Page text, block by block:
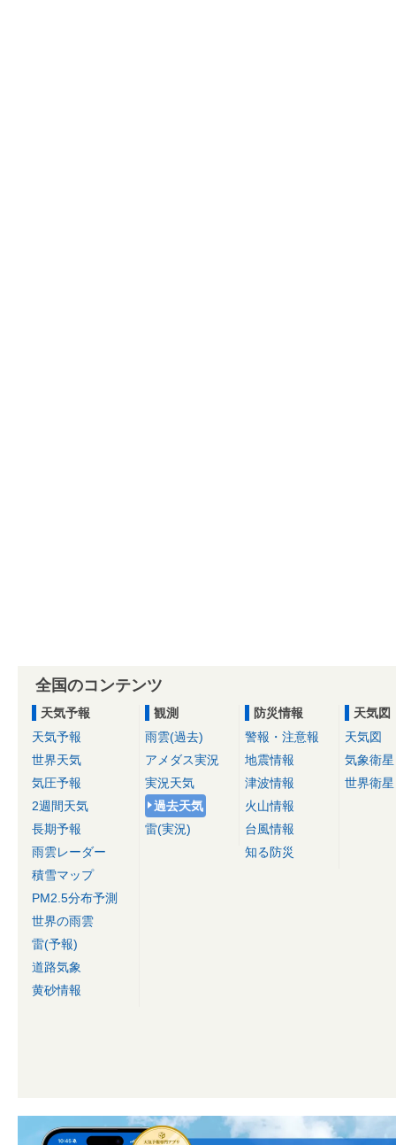
全国のコンテンツ
天気予報
天気予報
世界天気
気圧予報
2週間天気
長期予報
雨雲レーダー
積雪マップ
PM2.5分布予測
世界の雨雲
雷(予報)
道路気象
黄砂情報
観測
雨雲(過去)
アメダス実況
実況天気
過去天気
雷(実況)
防災情報
警報・注意報
地震情報
津波情報
火山情報
台風情報
知る防災
天気図
天気図
気象衛星
世界衛星